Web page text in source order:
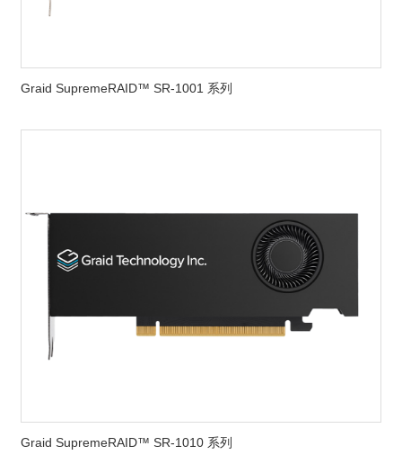
Graid SupremeRAID™ SR-1001 系列
Graid SupremeRAID™ SR-1010 系列